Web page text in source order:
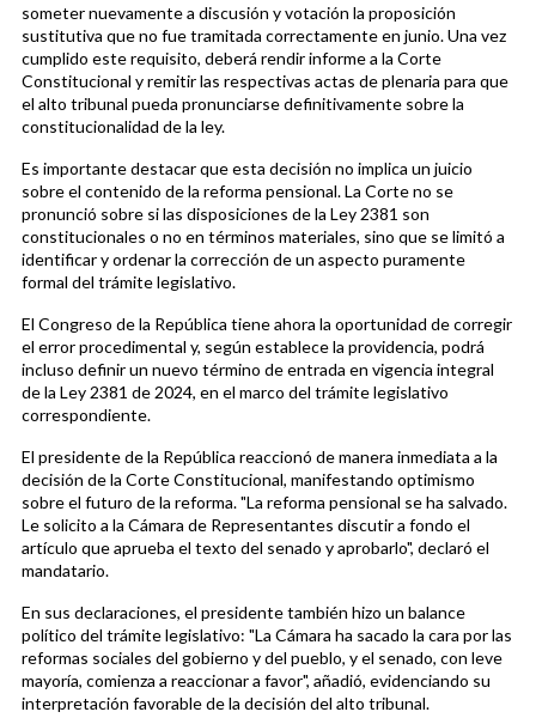
someter nuevamente a discusión y votación la proposición
sustitutiva que no fue tramitada correctamente en junio. Una vez
cumplido este requisito, deberá rendir informe a la Corte
Constitucional y remitir las respectivas actas de plenaria para que
el alto tribunal pueda pronunciarse definitivamente sobre la
constitucionalidad de la ley.
Es importante destacar que esta decisión no implica un juicio
sobre el contenido de la reforma pensional. La Corte no se
pronunció sobre si las disposiciones de la Ley 2381 son
constitucionales o no en términos materiales, sino que se limitó a
identificar y ordenar la corrección de un aspecto puramente
formal del trámite legislativo.
El Congreso de la República tiene ahora la oportunidad de corregir
el error procedimental y, según establece la providencia, podrá
incluso definir un nuevo término de entrada en vigencia integral
de la Ley 2381 de 2024, en el marco del trámite legislativo
correspondiente.
El presidente de la República reaccionó de manera inmediata a la
decisión de la Corte Constitucional, manifestando optimismo
sobre el futuro de la reforma. "La reforma pensional se ha salvado.
Le solicito a la Cámara de Representantes discutir a fondo el
artículo que aprueba el texto del senado y aprobarlo", declaró el
mandatario.
En sus declaraciones, el presidente también hizo un balance
político del trámite legislativo: "La Cámara ha sacado la cara por las
reformas sociales del gobierno y del pueblo, y el senado, con leve
mayoría, comienza a reaccionar a favor", añadió, evidenciando su
interpretación favorable de la decisión del alto tribunal.